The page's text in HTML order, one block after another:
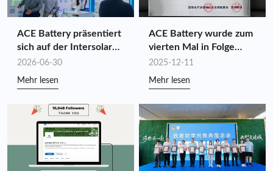
ACE Battery präsentiert
sich auf der Intersolar
Europe 2026:
Wertschöpfung durch
maßgeschneiderte
n dank Synergieeffekten
entlang der gesamten
Wertschöpfungskette
2026-06-30
Mehr lesen
ACE Battery wurde zum
vierten Mal in Folge
unter die Shenzhen Top
100 Branchenführer
2025 gewählt
2025-12-11
Mehr lesen